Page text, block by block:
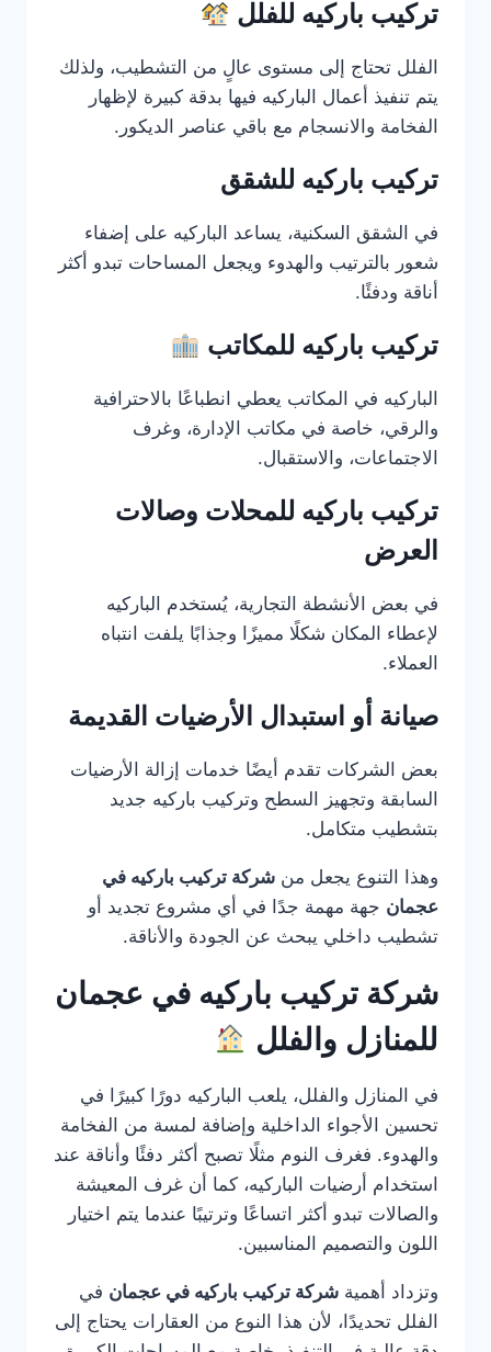
تركيب باركيه للفلل
الفلل تحتاج إلى مستوى عالٍ من التشطيب، ولذلك
يتم تنفيذ أعمال الباركيه فيها بدقة كبيرة لإظهار
الفخامة والانسجام مع باقي عناصر الديكور.
تركيب باركيه للشقق
في الشقق السكنية، يساعد الباركيه على إضفاء
شعور بالترتيب والهدوء ويجعل المساحات تبدو أكثر
أناقة ودفئًا.
تركيب باركيه للمكاتب
الباركيه في المكاتب يعطي انطباعًا بالاحترافية
والرقي، خاصة في مكاتب الإدارة، وغرف
الاجتماعات، والاستقبال.
تركيب باركيه للمحلات وصالات
العرض
في بعض الأنشطة التجارية، يُستخدم الباركيه
لإعطاء المكان شكلًا مميزًا وجذابًا يلفت انتباه
العملاء.
صيانة أو استبدال الأرضيات القديمة
بعض الشركات تقدم أيضًا خدمات إزالة الأرضيات
السابقة وتجهيز السطح وتركيب باركيه جديد
بتشطيب متكامل.
وهذا التنوع يجعل من شركة تركيب باركيه في
عجمان جهة مهمة جدًا في أي مشروع تجديد أو
تشطيب داخلي يبحث عن الجودة والأناقة.
شركة تركيب باركيه في عجمان
للمنازل والفلل
في المنازل والفلل، يلعب الباركيه دورًا كبيرًا في
تحسين الأجواء الداخلية وإضافة لمسة من الفخامة
والهدوء. فغرف النوم مثلًا تصبح أكثر دفئًا وأناقة عند
استخدام أرضيات الباركيه، كما أن غرف المعيشة
والصالات تبدو أكثر اتساعًا وترتيبًا عندما يتم اختيار
اللون والتصميم المناسبين.
وتزداد أهمية شركة تركيب باركيه في عجمان في
الفلل تحديدًا، لأن هذا النوع من العقارات يحتاج إلى